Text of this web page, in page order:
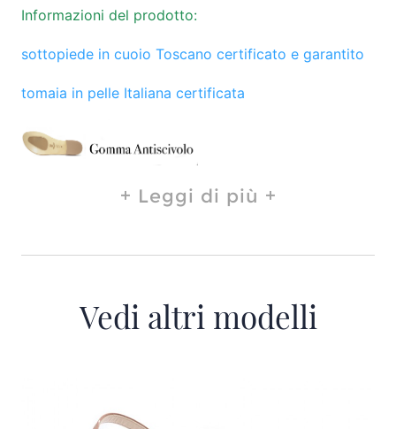
Informazioni del prodotto:
sottopiede in cuoio Toscano certificato e garantito
tomaia in pelle Italiana certificata
Leggi di più
Vedi altri modelli